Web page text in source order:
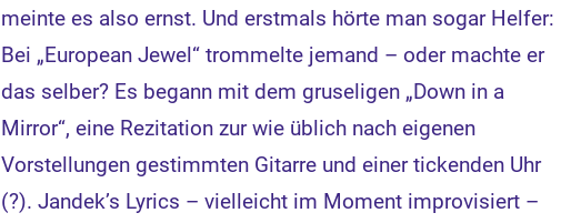
meinte es also ernst. Und erstmals hörte man sogar Helfer:
Bei „European Jewel“ trommelte jemand – oder machte er
das selber? Es begann mit dem gruseligen „Down in a
Mirror“, eine Rezitation zur wie üblich nach eigenen
Vorstellungen gestimmten Gitarre und einer tickenden Uhr
(?). Jandek’s Lyrics – vielleicht im Moment improvisiert –